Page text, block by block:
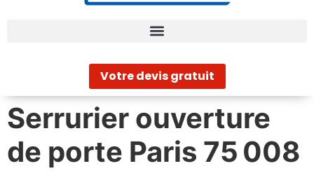
Votre devis gratuit
Serrurier ouverture
de porte Paris 75 008